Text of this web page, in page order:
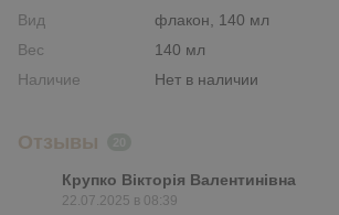
Вид
флакон, 140 мл
Вес
140 мл
Наличие
Нет в наличии
Отзывы
Крупко Вікторія Валентинівна
22.07.2025 в 08:39